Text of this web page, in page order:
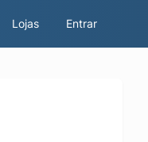
Lojas Entrar